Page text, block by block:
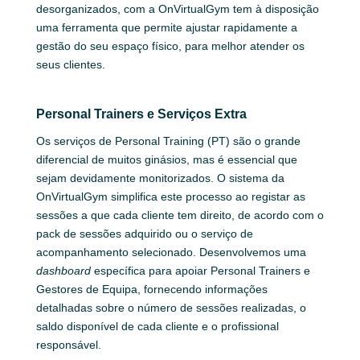
desorganizados, com a OnVirtualGym tem à disposição
uma ferramenta que permite ajustar rapidamente a
gestão do seu espaço físico, para melhor atender os
seus clientes.
Personal Trainers e Serviços Extra
Os serviços de Personal Training (PT) são o grande
diferencial de muitos ginásios, mas é essencial que
sejam devidamente monitorizados. O sistema da
OnVirtualGym simplifica este processo ao registar as
sessões a que cada cliente tem direito, de acordo com o
pack de sessões adquirido ou o serviço de
acompanhamento selecionado. Desenvolvemos uma
dashboardespecífica para apoiar Personal Trainers e
Gestores de Equipa, fornecendo informações
detalhadas sobre o número de sessões realizadas, o
saldo disponível de cada cliente e o profissional
responsável.